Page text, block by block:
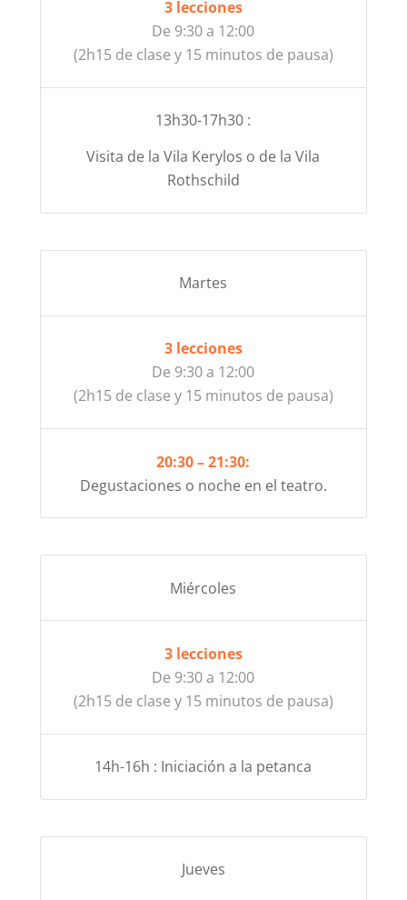
3 lecciones
De 9:30 a 12:00
(2h15 de clase y 15 minutos de pausa)
13h30-17h30 :
Visita de la Vila Kerylos o de la Vila
Rothschild
Martes
3 lecciones
De 9:30 a 12:00
(2h15 de clase y 15 minutos de pausa)
20:30 – 21:30:
Degustaciones o noche en el teatro.
Miércoles
3 lecciones
De 9:30 a 12:00
(2h15 de clase y 15 minutos de pausa)
14h-16h : Iniciación a la petanca
Jueves